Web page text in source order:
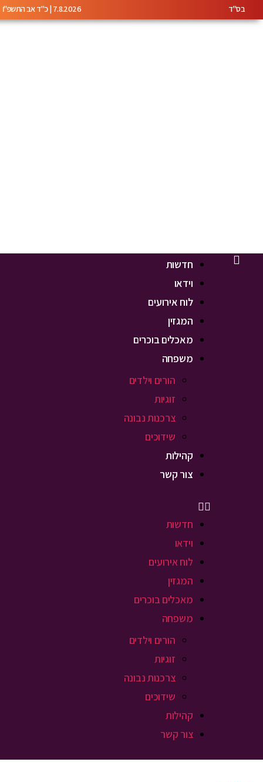
בס"ד 7.8.2026 | כ"ד אב התשפ"ו
חדשות
וידאו
לוח אירועים
המגזין
מאכלים בוכרים
משפחה
הורים וילדים
זוגיות
צרכנות נבונה
שידוכים
קהילות
צור קשר
חדשות
וידאו
לוח אירועים
המגזין
מאכלים בוכרים
משפחה
הורים וילדים
זוגיות
צרכנות נבונה
שידוכים
קהילות
צור קשר